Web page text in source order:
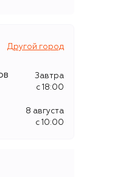
Другой город
Завтра
c 18:00
8 августа
c 10:00